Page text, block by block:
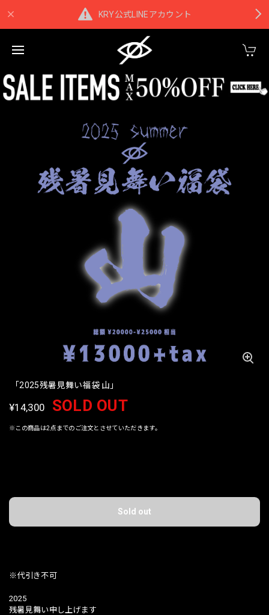
KRY公式LINEアカウント
「2025残暑見舞い福袋 山」
¥14,300 SOLD OUT
※この商品は2点までのご注文とさせていただきます。
Sold out
※代引き不可
2025
残暑見舞い申し上げます